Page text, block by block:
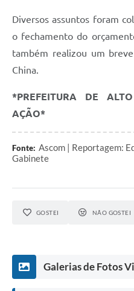
Diversos assuntos foram
o fechamento do
também realizou um
China.
*PREFEITURA DE
AÇÃO*
Fonte: Ascom | Reportagem:
Gabinete
GOSTEI NÃO GOSTEI
Galerias de Fotos